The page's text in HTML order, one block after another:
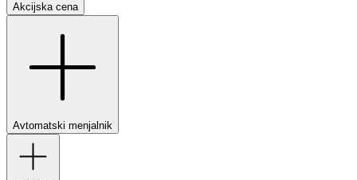
Akcijska cena
Avtomatski menjalnik